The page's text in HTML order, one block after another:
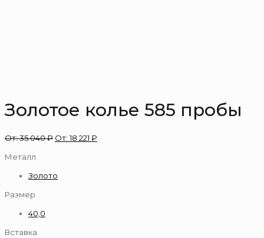
Золотое колье 585 пробы
От:35 040₽ От:18 221 ₽
Металл
Золото
Размер
40,0
Вставка